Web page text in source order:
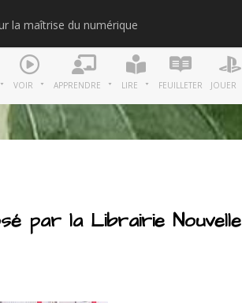
la maîtrise du numérique
VOIR APPRENDRE LIRE FEUILLETER JOUER
par la Librairie Nouvelle